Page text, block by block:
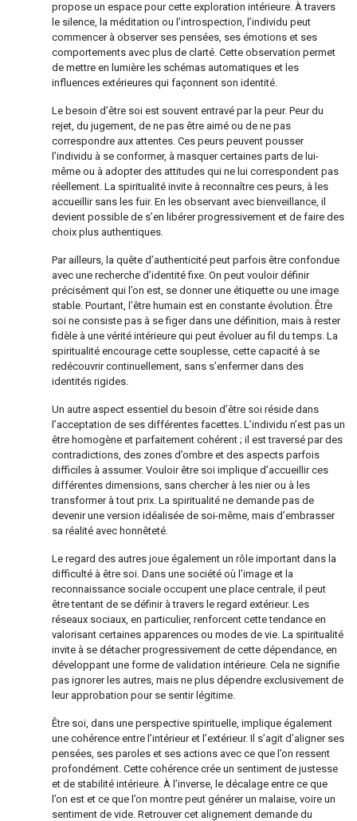
propose un espace pour cette exploration intérieure. À travers
le silence, la méditation ou l’introspection, l’individu peut
commencer à observer ses pensées, ses émotions et ses
comportements avec plus de clarté. Cette observation permet
de mettre en lumière les schémas automatiques et les
influences extérieures qui façonnent son identité.
Le besoin d’être soi est souvent entravé par la peur. Peur du
rejet, du jugement, de ne pas être aimé ou de ne pas
correspondre aux attentes. Ces peurs peuvent pousser
l’individu à se conformer, à masquer certaines parts de lui-
même ou à adopter des attitudes qui ne lui correspondent pas
réellement. La spiritualité invite à reconnaître ces peurs, à les
accueillir sans les fuir. En les observant avec bienveillance, il
devient possible de s’en libérer progressivement et de faire des
choix plus authentiques.
Par ailleurs, la quête d’authenticité peut parfois être confondue
avec une recherche d’identité fixe. On peut vouloir définir
précisément qui l’on est, se donner une étiquette ou une image
stable. Pourtant, l’être humain est en constante évolution. Être
soi ne consiste pas à se figer dans une définition, mais à rester
fidèle à une vérité intérieure qui peut évoluer au fil du temps. La
spiritualité encourage cette souplesse, cette capacité à se
redécouvrir continuellement, sans s’enfermer dans des
identités rigides.
Un autre aspect essentiel du besoin d’être soi réside dans
l’acceptation de ses différentes facettes. L’individu n’est pas un
être homogène et parfaitement cohérent ; il est traversé par des
contradictions, des zones d’ombre et des aspects parfois
difficiles à assumer. Vouloir être soi implique d’accueillir ces
différentes dimensions, sans chercher à les nier ou à les
transformer à tout prix. La spiritualité ne demande pas de
devenir une version idéalisée de soi-même, mais d’embrasser
sa réalité avec honnêteté.
Le regard des autres joue également un rôle important dans la
difficulté à être soi. Dans une société où l’image et la
reconnaissance sociale occupent une place centrale, il peut
être tentant de se définir à travers le regard extérieur. Les
réseaux sociaux, en particulier, renforcent cette tendance en
valorisant certaines apparences ou modes de vie. La spiritualité
invite à se détacher progressivement de cette dépendance, en
développant une forme de validation intérieure. Cela ne signifie
pas ignorer les autres, mais ne plus dépendre exclusivement de
leur approbation pour se sentir légitime.
Être soi, dans une perspective spirituelle, implique également
une cohérence entre l’intérieur et l’extérieur. Il s’agit d’aligner ses
pensées, ses paroles et ses actions avec ce que l’on ressent
profondément. Cette cohérence crée un sentiment de justesse
et de stabilité intérieure. À l’inverse, le décalage entre ce que
l’on est et ce que l’on montre peut générer un malaise, voire un
sentiment de vide. Retrouver cet alignement demande du